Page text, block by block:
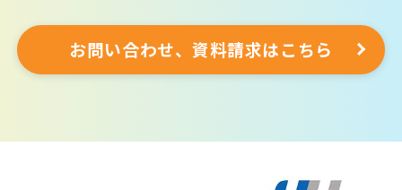
お問い合わせ、資料請求はこちら